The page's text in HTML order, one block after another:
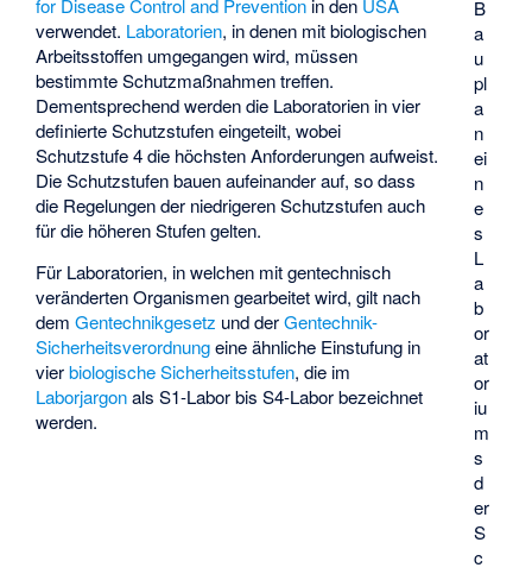
B
a
u
pl
a
n
ei
n
e
s
L
a
b
or
at
or
iu
m
s
d
er
S
c
for Disease Control and Prevention in den USA
verwendet. Laboratorien, in denen mit biologischen
Arbeitsstoffen umgegangen wird, müssen
bestimmte Schutzmaßnahmen treffen.
Dementsprechend werden die Laboratorien in vier
definierte Schutzstufen eingeteilt, wobei
Schutzstufe 4 die höchsten Anforderungen aufweist.
Die Schutzstufen bauen aufeinander auf, so dass
die Regelungen der niedrigeren Schutzstufen auch
für die höheren Stufen gelten.
Für Laboratorien, in welchen mit gentechnisch
veränderten Organismen gearbeitet wird, gilt nach
demGentechnikgesetz und derGentechnik-
Sicherheitsverordnungeine ähnliche Einstufung in
vierbiologische Sicherheitsstufen, die im
Laborjargonals S1-Labor bis S4-Labor bezeichnet
werden.